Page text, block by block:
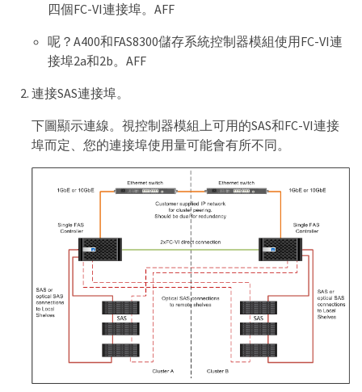
四個FC-VI連接埠。AFF
呢？A400和FAS8300儲存系統控制器模組使用FC-VI連
接埠2a和2b。AFF
連接SAS連接埠。
下圖顯示連線。視控制器模組上可用的SAS和FC-VI連接
埠而定、您的連接埠使用量可能會有所不同。